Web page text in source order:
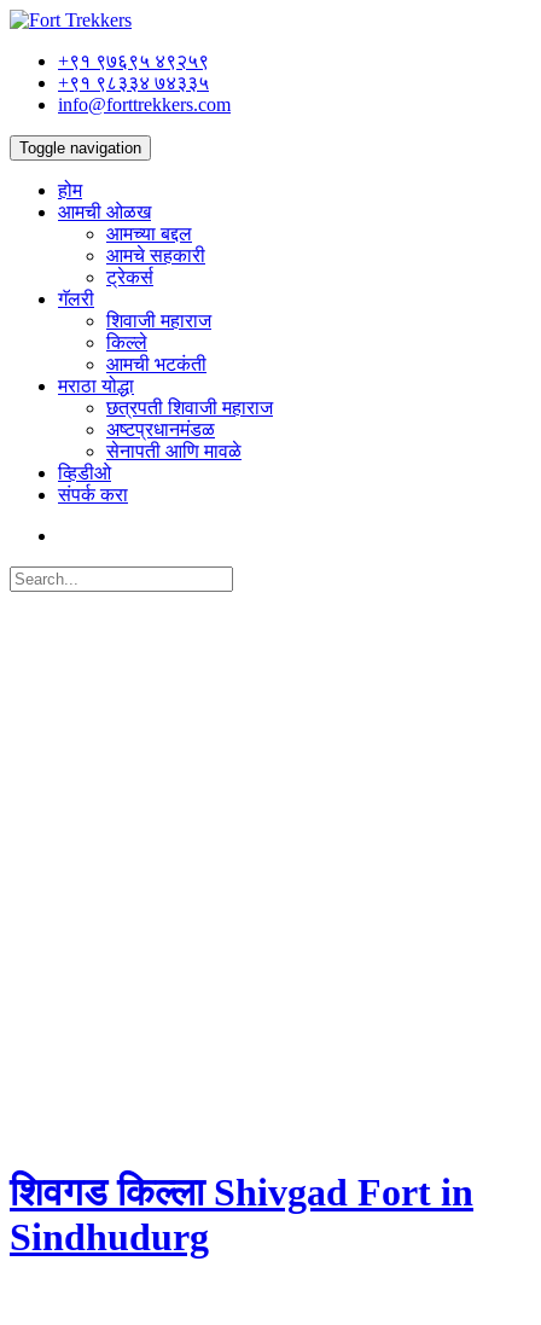
+९१ ९७६९५ ४९२५९
+९१ ९८३३४ ७४३३५
info@forttrekkers.com
Toggle navigation
होम
आमची ओळख
आमच्या बद्दल
आमचे सहकारी
ट्रेकर्स
गॅलरी
शिवाजी महाराज
किल्ले
आमची भटकंती
मराठा योद्धा
छत्रपती शिवाजी महाराज
अष्टप्रधानमंडळ
सेनापती आणि मावळे
व्हिडीओ
संपर्क करा
शिवगड किल्ला Shivgad Fort in
Sindhudurg